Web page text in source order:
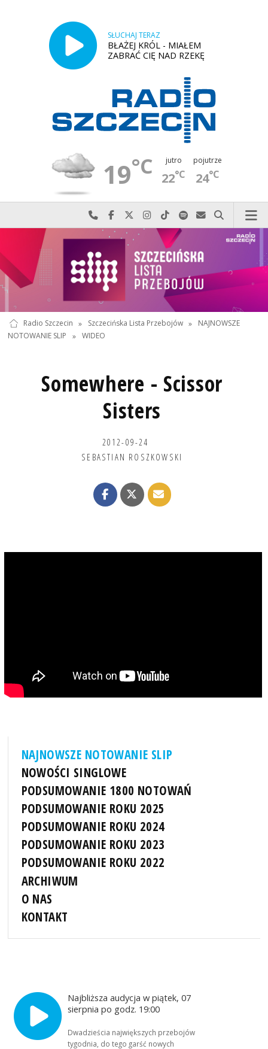
SŁUCHAJ TERAZ
BŁAŻEJ KRÓL - MIAŁEM
ZABRAĆ CIĘ NAD RZEKĘ
19°C jutro
22°C
pojutrze
24°C
Najlepiej po prostu do nas zadzwoń
Odwiedź nas na Facebook-u
Odwiedź nas na X
Odwiedź nas na Instagram-ie
Odwiedź nas na TikTok-u
Szukaj nas na Spotify
Wyślij do nas
Szukaj
Radio Szczecin » Szczecińska Lista Przebojów »
NAJNOWSZE
NOTOWANIE SLIP
» WIDEO
Somewhere - Scissor
Sisters
2012-09-24
SEBASTIAN ROSZKOWSKI
NAJNOWSZE NOTOWANIE SLIP
NOWOŚCI SINGLOWE
PODSUMOWANIE 1800 NOTOWAŃ
PODSUMOWANIE ROKU 2025
PODSUMOWANIE ROKU 2024
PODSUMOWANIE ROKU 2023
PODSUMOWANIE ROKU 2022
ARCHIWUM
O NAS
KONTAKT
Najbliższa audycja w piątek, 07
sierpnia po godz. 19:00
Dwadzieścia największych przebojów
tygodnia, do tego garść nowych